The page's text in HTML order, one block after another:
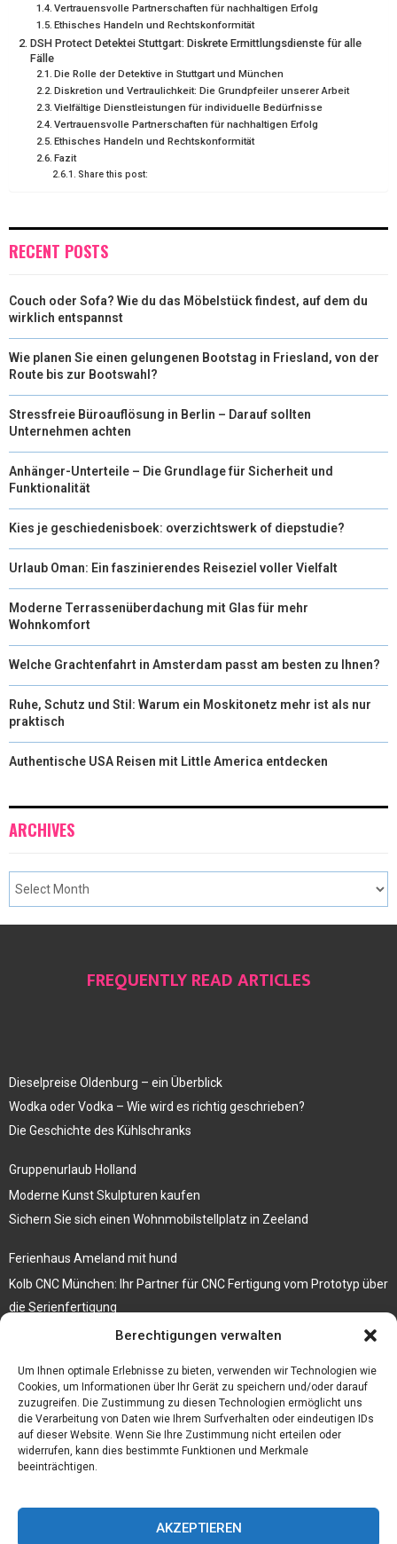
Berechtigungen verwalten
Um Ihnen optimale Erlebnisse zu bieten, verwenden wir Technologien wie
Cookies, um Informationen über Ihr Gerät zu speichern und/oder darauf
zuzugreifen. Die Zustimmung zu diesen Technologien ermöglicht uns
die Verarbeitung von Daten wie Ihrem Surfverhalten oder eindeutigen IDs
auf dieser Website. Wenn Sie Ihre Zustimmung nicht erteilen oder
widerrufen, kann dies bestimmte Funktionen und Merkmale
beeinträchtigen.
AKZEPTIEREN
)
Vertrauensvolle Partnerschaften für nachhaltigen Erfolg
Ethisches Handeln und Rechtskonformität
DSH Protect Detektei Stuttgart: Diskrete Ermittlungsdienste für alle
Fälle
Die Rolle der Detektive in Stuttgart und München
Diskretion und Vertraulichkeit: Die Grundpfeiler unserer Arbeit
Vielfältige Dienstleistungen für individuelle Bedürfnisse
Vertrauensvolle Partnerschaften für nachhaltigen Erfolg
Ethisches Handeln und Rechtskonformität
Fazit
Share this post:
RECENT POSTS
Couch oder Sofa? Wie du das Möbelstück findest, auf dem du
wirklich entspannst
Wie planen Sie einen gelungenen Bootstag in Friesland, von der
Route bis zur Bootswahl?
Stressfreie Büroauflösung in Berlin – Darauf sollten
Unternehmen achten
Anhänger-Unterteile – Die Grundlage für Sicherheit und
Funktionalität
Kies je geschiedenisboek: overzichtswerk of diepstudie?
Urlaub Oman: Ein faszinierendes Reiseziel voller Vielfalt
Moderne Terrassenüberdachung mit Glas für mehr
Wohnkomfort
Welche Grachtenfahrt in Amsterdam passt am besten zu Ihnen?
Ruhe, Schutz und Stil: Warum ein Moskitonetz mehr ist als nur
praktisch
Authentische USA Reisen mit Little America entdecken
ARCHIVES
FREQUENTLY READ ARTICLES
Dieselpreise Oldenburg – ein Überblick
Wodka oder Vodka – Wie wird es richtig geschrieben?
Die Geschichte des Kühlschranks
Gruppenurlaub Holland
Moderne Kunst Skulpturen kaufen
Sichern Sie sich einen Wohnmobilstellplatz in Zeeland
Ferienhaus Ameland mit hund
Kolb CNC München: Ihr Partner für CNC Fertigung vom Prototyp über
die Serienfertigung
Der beste höhenverstellbare Schreibtisch
Branchenbuch Krefeld